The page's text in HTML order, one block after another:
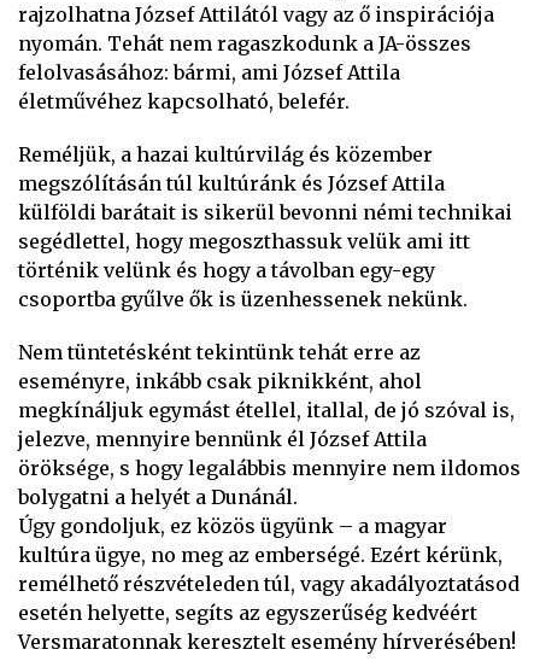
rajzolhatna József Attilától vagy az ő inspirációja
nyomán. Tehát nem ragaszkodunk a JA-összes
felolvasásához: bármi, ami József Attila
életművéhez kapcsolható, belefér.
Reméljük, a hazai kultúrvilág és közember
megszólításán túl kultúránk és József Attila
külföldi barátait is sikerül bevonni némi technikai
segédlettel, hogy megoszthassuk velük ami itt
történik velünk és hogy a távolban egy-egy
csoportba gyűlve ők is üzenhessenek nekünk.
Nem tüntetésként tekintünk tehát erre az
eseményre, inkább csak piknikként, ahol
megkínáljuk egymást étellel, itallal, de jó szóval is,
jelezve, mennyire bennünk él József Attila
öröksége, s hogy legalábbis mennyire nem ildomos
bolygatni a helyét a Dunánál.
Úgy gondoljuk, ez közös ügyünk – a magyar
kultúra ügye, no meg az emberségé. Ezért kérünk,
remélhető részvételeden túl, vagy akadályoztatásod
esetén helyette, segíts az egyszerűség kedvéért
Versmaratonnak keresztelt esemény hírverésében!